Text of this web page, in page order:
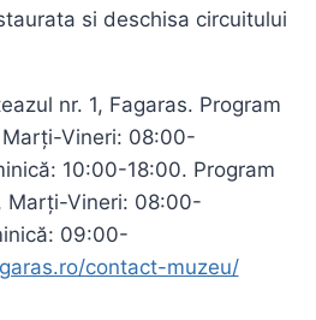
si deschisa circuitului
nr. 1, Fagaras. Program
Vineri: 08:00-
10:00-18:00. Program
Marți-Vineri: 08:00-
09:00-
contact-muzeu/